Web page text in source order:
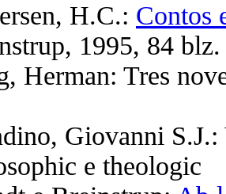
H.C.: Contos
1995, 84 blz.
Herman: Tres
Giovanni S.J.:
e theologic